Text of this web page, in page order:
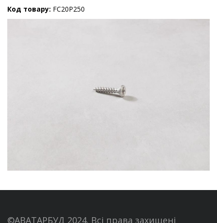
Код товару: FC20P250
©АВАТАРБУД 2024. Всі права захищені